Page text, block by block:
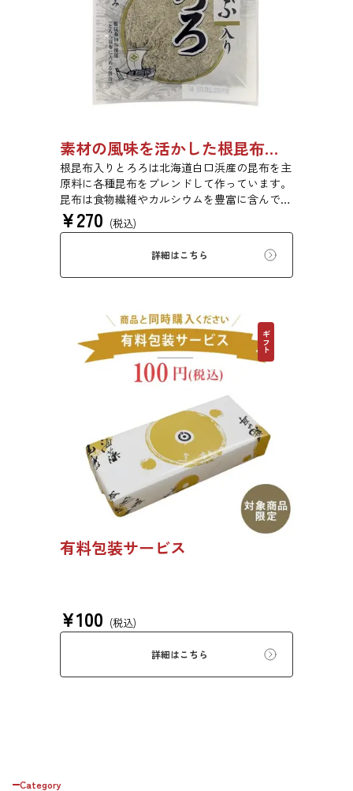
素材の風味を活かした根昆布入りとろろ 23g 単品 5袋セット 20袋セット 3481
根昆布入りとろろは北海道白口浜産の昆布を主
原料に各種昆布をブレンドして作っています。
昆布は食物繊維やカルシウムを豊富に含んでい
ます。薄くふんわりと削っており、ご飯やお吸
い物、うどんに入れて美味しく召し上がれま
す。お口の中でとろーり、つるっと広がる根昆
布入りとろろを是非ご賞味ください。
¥270 (税込)
詳細はこちら
ギフト
有料包装サービス
¥100 (税込)
詳細はこちら
Category